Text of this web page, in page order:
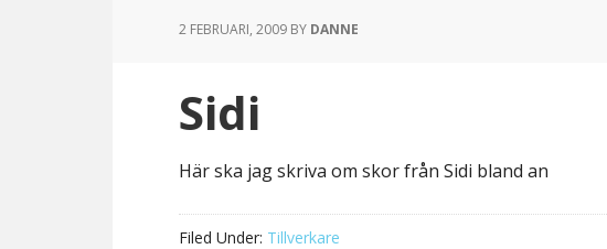
2 FEBRUARI, 2009 BY DANNE
Sidi
Här ska jag skriva om skor från Sidi bland an
Filed Under: Tillverkare